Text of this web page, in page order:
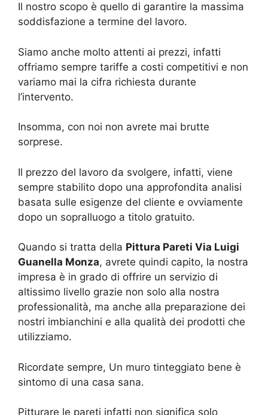
Il nostro scopo è quello di garantire la massima
soddisfazione a termine del lavoro.
Siamo anche molto attenti ai prezzi, infatti
offriamo sempre tariffe a costi competitivi e non
variamo mai la cifra richiesta durante
l’intervento.
Insomma, con noi non avrete mai brutte
sorprese.
Il prezzo del lavoro da svolgere, infatti, viene
sempre stabilito dopo una approfondita analisi
basata sulle esigenze del cliente e ovviamente
dopo un sopralluogo a titolo gratuito.
Quando si tratta della Pittura Pareti Via Luigi
Guanella Monza, avrete quindi capito, la nostra
impresa è in grado di offrire un servizio di
altissimo livello grazie non solo alla nostra
professionalità, ma anche alla preparazione dei
nostri imbianchini e alla qualità dei prodotti che
utilizziamo.
Ricordate sempre, Un muro tinteggiato bene è
sintomo di una casa sana.
Pitturare le pareti infatti non significa solo